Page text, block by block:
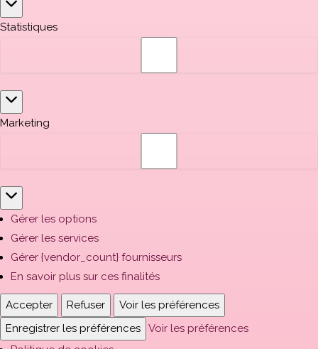
Statistiques
Marketing
Gérer les options
Gérer les services
Gérer {vendor_count} fournisseurs
En savoir plus sur ces finalités
Accepter Refuser
Voir les préférences
Enregistrer les préférences
Voir les préférences